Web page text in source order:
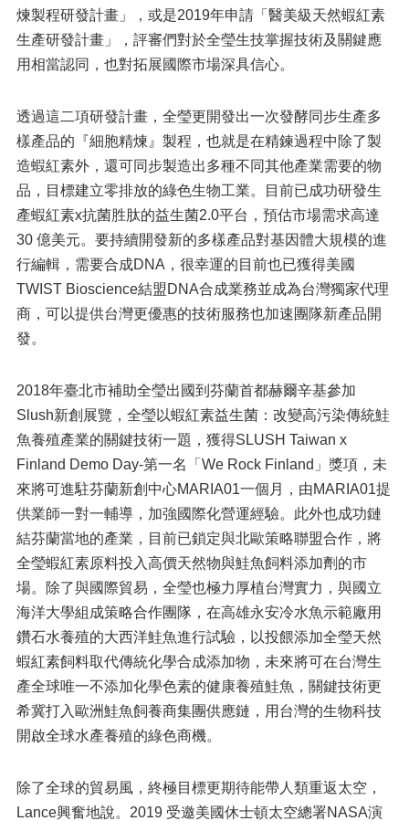
煉製程研發計畫」，或是2019年申請「醫美級天然蝦紅素
生產研發計畫」，評審們對於全瑩生技掌握技術及關鍵應
用相當認同，也對拓展國際市場深具信心。
透過這二項研發計畫，全瑩更開發出一次發酵同步生產多
樣產品的『細胞精煉』製程，也就是在精鍊過程中除了製
造蝦紅素外，還可同步製造出多種不同其他產業需要的物
品，目標建立零排放的綠色生物工業。目前已成功研發生
產蝦紅素x抗菌胜肽的益生菌2.0平台，預估市場需求高達
30 億美元。要持續開發新的多樣產品對基因體大規模的進
行編輯，需要合成DNA，很幸運的目前也已獲得美國
TWIST Bioscience結盟DNA合成業務並成為台灣獨家代理
商，可以提供台灣更優惠的技術服務也加速團隊新產品開
發。
2018年臺北市補助全瑩出國到芬蘭首都赫爾辛基參加
Slush新創展覽，全瑩以蝦紅素益生菌：改變高污染傳統鮭
魚養殖產業的關鍵技術一題，獲得SLUSH Taiwan x
Finland Demo Day-第一名「We Rock Finland」獎項，未
來將可進駐芬蘭新創中心MARIA01一個月，由MARIA01提
供業師一對一輔導，加強國際化營運經驗。此外也成功鏈
結芬蘭當地的產業，目前已鎖定與北歐策略聯盟合作，將
全瑩蝦紅素原料投入高價天然物與鮭魚飼料添加劑的市
場。除了與國際貿易，全瑩也極力厚植台灣實力，與國立
海洋大學組成策略合作團隊，在高雄永安冷水魚示範廠用
鑽石水養殖的大西洋鮭魚進行試驗，以投餵添加全瑩天然
蝦紅素飼料取代傳統化學合成添加物，未來將可在台灣生
產全球唯一不添加化學色素的健康養殖鮭魚，關鍵技術更
希冀打入歐洲鮭魚飼養商集團供應鏈，用台灣的生物科技
開啟全球水產養殖的綠色商機。
除了全球的貿易風，終極目標更期待能帶人類重返太空，
Lance興奮地說。2019 受邀美國休士頓太空總署NASA演